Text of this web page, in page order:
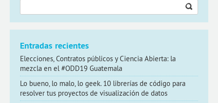
Entradas recientes
Elecciones, Contratos públicos y Ciencia Abierta: la
mezcla en el #ODD19 Guatemala
Lo bueno, lo malo, lo geek. 10 librerías de código para
resolver tus proyectos de visualización de datos